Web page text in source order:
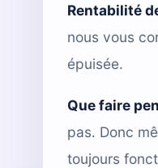
Rentabilité
nous vous
épuisée.
Que faire
pas. Donc
toujours